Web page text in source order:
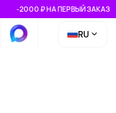
-2000 ₽ НА ПЕРВЫЙ ЗАКАЗ
RU